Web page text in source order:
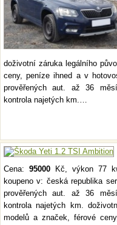
doživotní záruka legálního
ceny, peníze ihned a v
prověřených aut. až 36
kontrola najetých km.…
Cena: 95000 Kč, výkon 77
koupeno v: česká republika
prověřených aut. až 36
kontrola najetých km.
modelů a značek, férové